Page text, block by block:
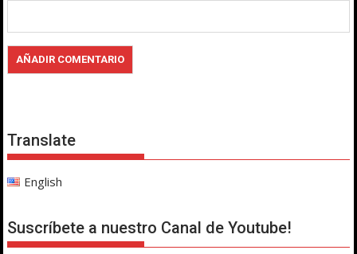
Translate
English
Suscríbete a nuestro Canal de Youtube!